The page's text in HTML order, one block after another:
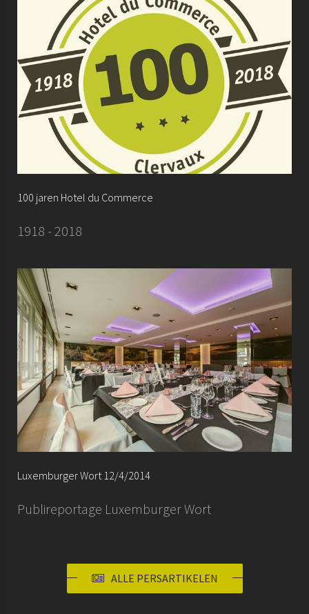
100 jaren Hotel du Commerce
1918 - 2018
Luxemburger Wort 12/4/2014
Publireportage Luxemburger Wort
ALLE PERSARTIKELEN